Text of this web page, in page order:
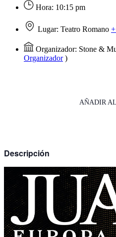
Hora: 10:15 pm
Lugar: Teatro Romano
Organizador: Stone &
Organizador)
AÑADIR
Descripción